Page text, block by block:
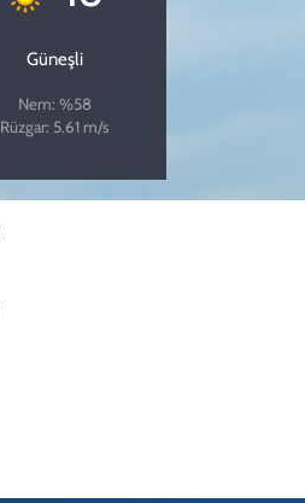
Güneşli
Nem: %58
Rüzgar: 5.61 m/s